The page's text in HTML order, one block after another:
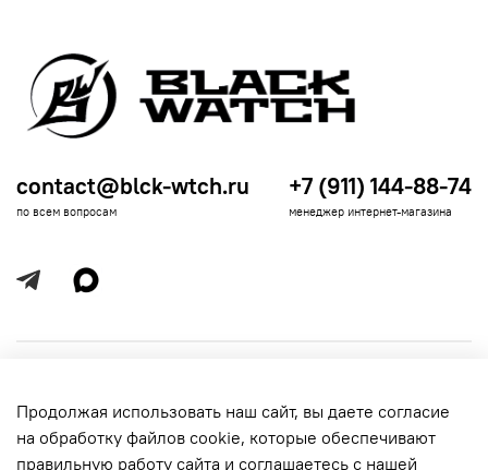
Информация для покупателей
contact@blck-wtch.ru
по всем вопросам
+7 (911) 144-88-74
менеджер интернет-магазина
Продолжая использовать наш сайт, вы даете согласие
на обработку файлов cookie, которые обеспечивают
правильную работу сайта и соглашаетесь с нашей
обработки